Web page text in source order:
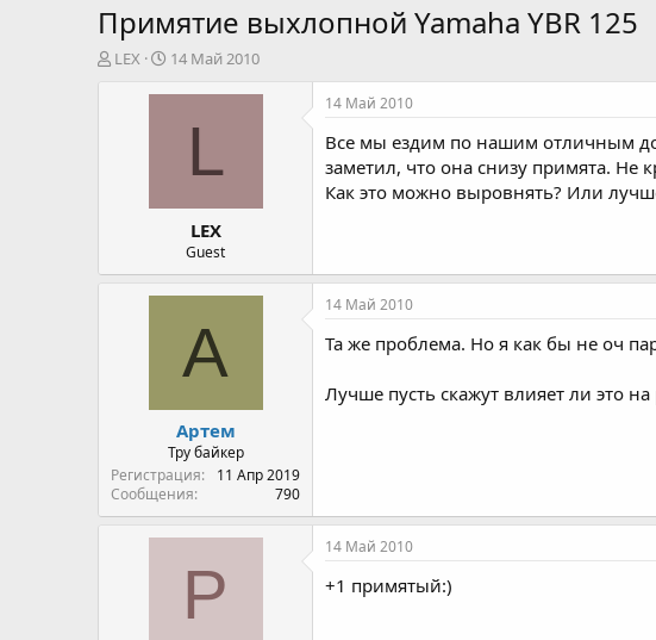
Примятие выхлопной Yamaha YBR 125
АLEX
Д
т
а
14 Май 2010
L
LEX
Guest
14 Май 2010
Все мы ездим по нашим отличным
заметил, что она снизу примята. Не
Как это можно выровнять? Или
А
Артем
Тру байкер
Регистрация
11 Апр 2019
Сообщения
790
14 Май 2010
Та же проблема. Но я как бы не оч
Лучше пусть скажут влияет ли это
Р
14 Май 2010
+1 примятый:)